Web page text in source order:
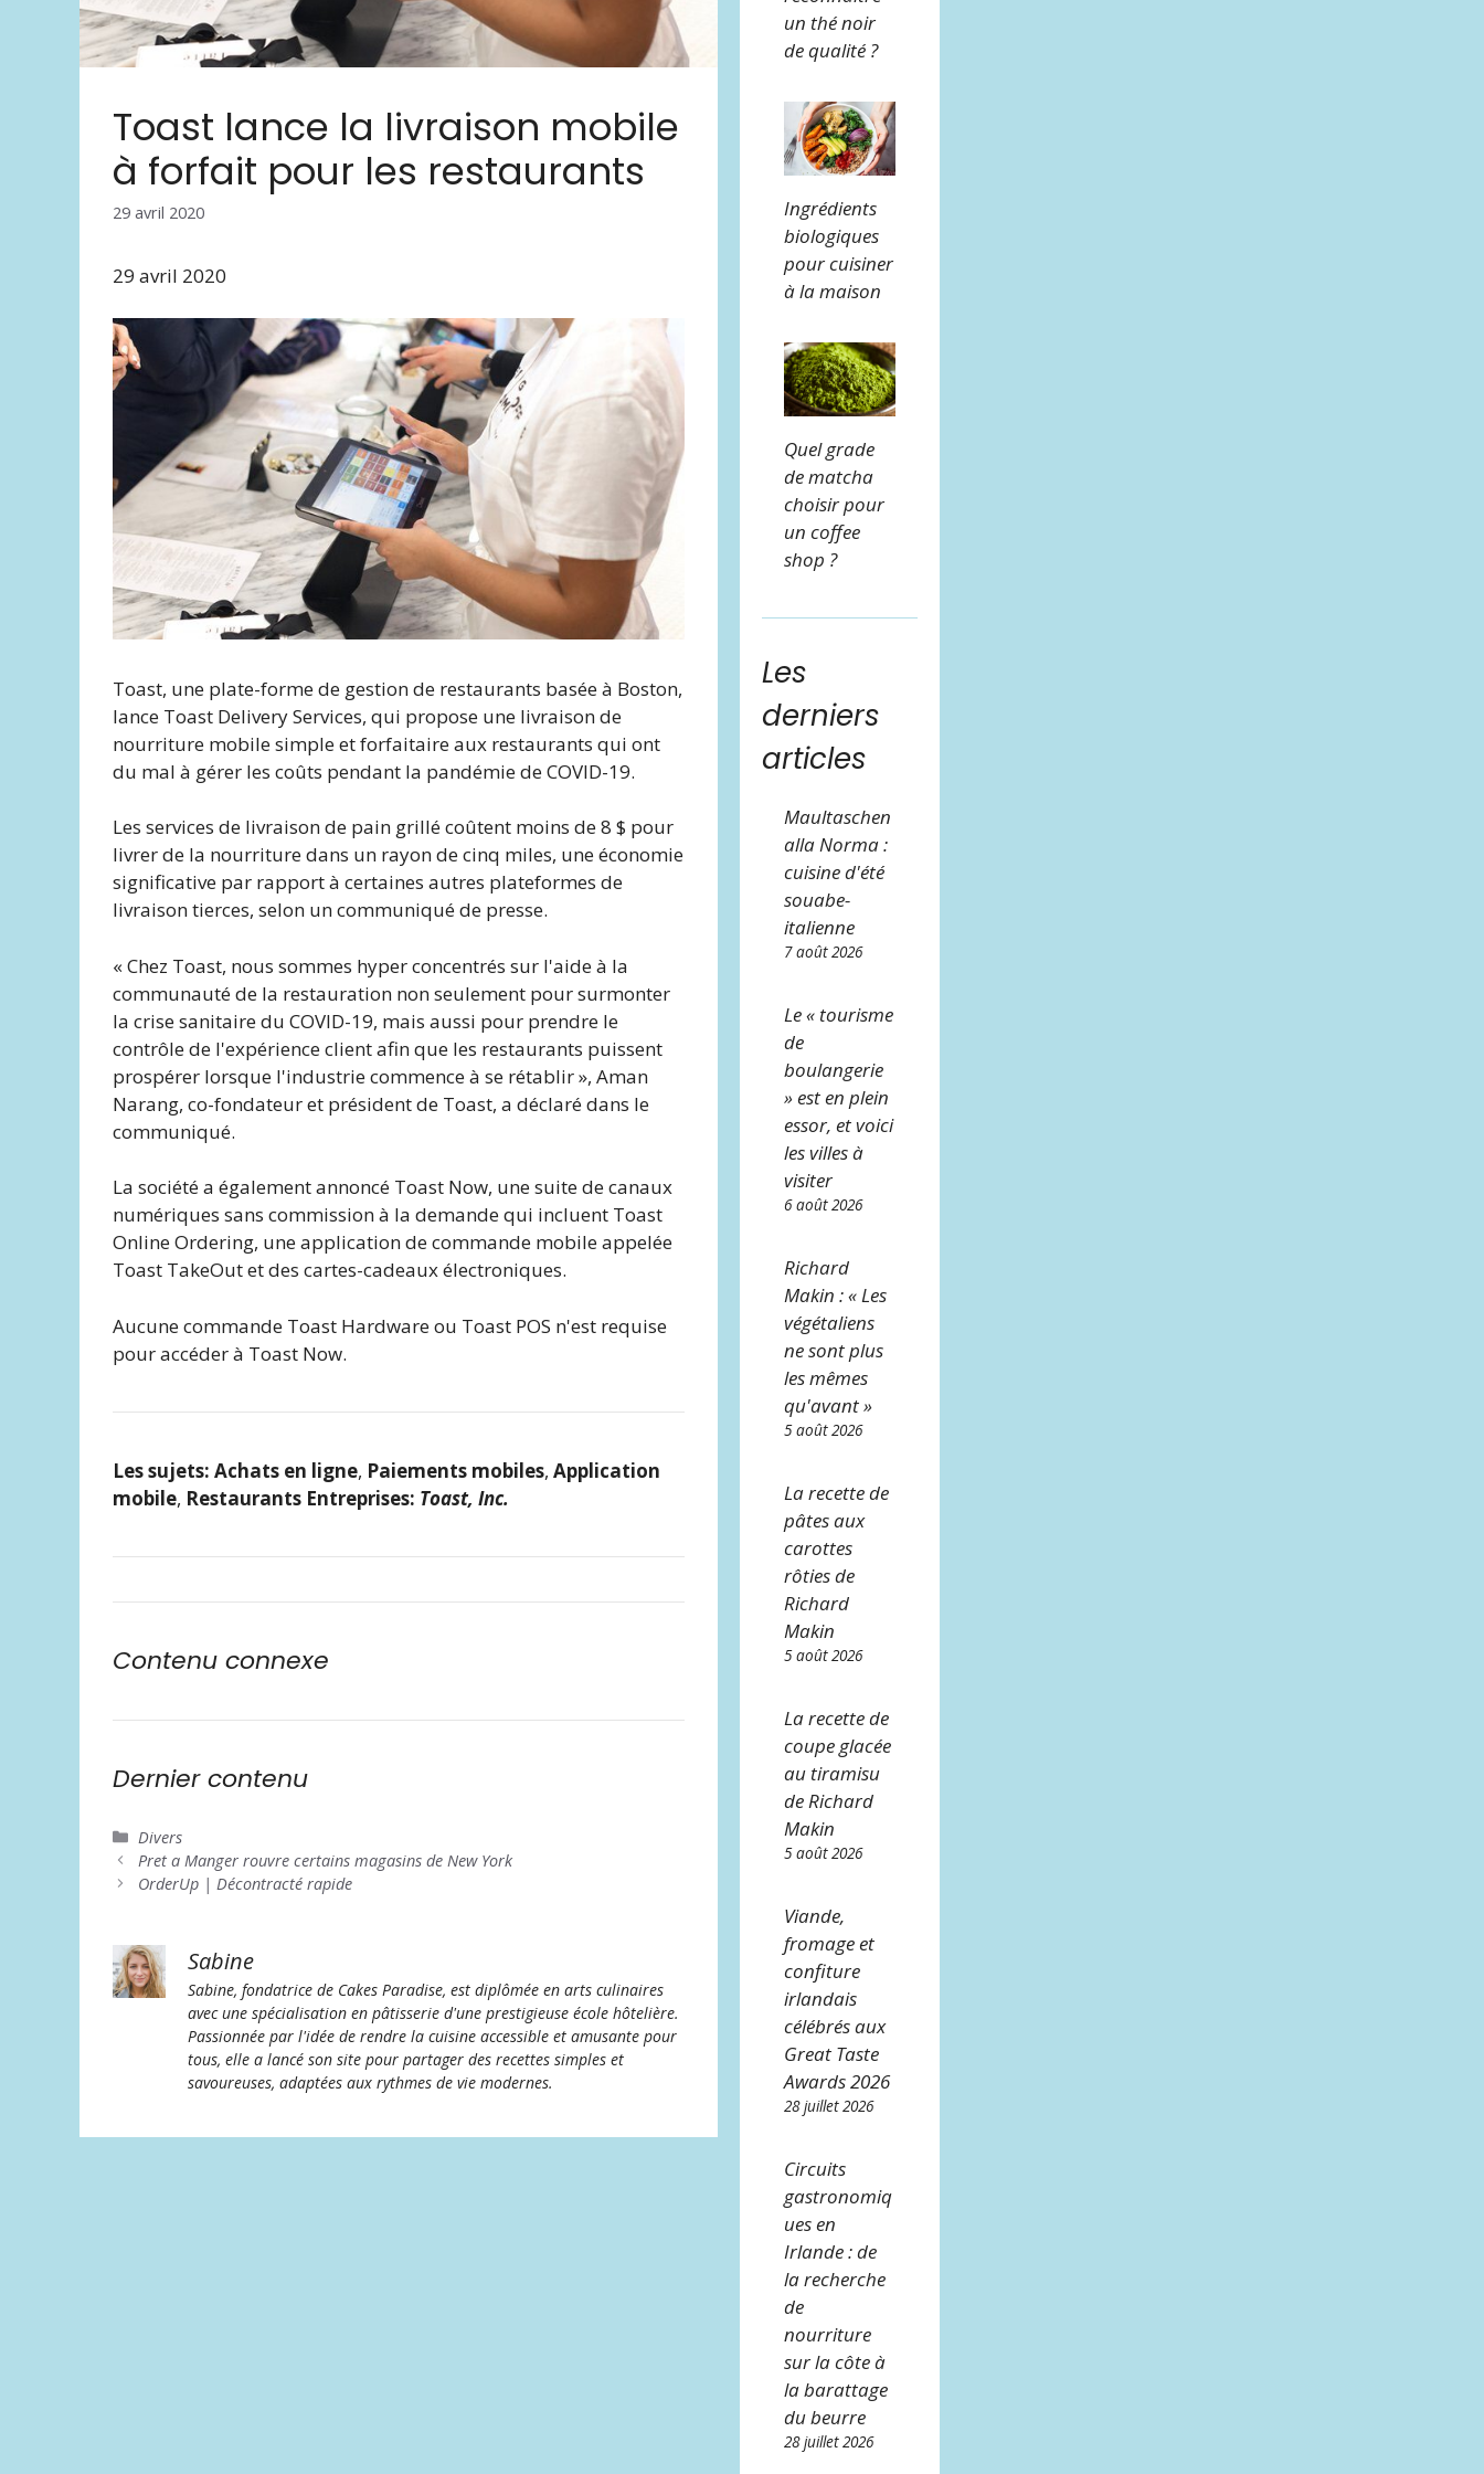
Toast lance la livraison mobile
à forfait pour les restaurants
29 avril 2020
29 avril 2020
Toast, une plate-forme de gestion de restaurants basée à Boston,
lance Toast Delivery Services, qui propose une livraison de
nourriture mobile simple et forfaitaire aux restaurants qui ont
du mal à gérer les coûts pendant la pandémie de COVID-19.
Les services de livraison de pain grillé coûtent moins de 8 $ pour
livrer de la nourriture dans un rayon de cinq miles, une économie
significative par rapport à certaines autres plateformes de
livraison tierces, selon un communiqué de presse.
« Chez Toast, nous sommes hyper concentrés sur l'aide à la
communauté de la restauration non seulement pour surmonter
la crise sanitaire du COVID-19, mais aussi pour prendre le
contrôle de l'expérience client afin que les restaurants puissent
prospérer lorsque l'industrie commence à se rétablir », Aman
Narang, co-fondateur et président de Toast, a déclaré dans le
communiqué.
La société a également annoncé Toast Now, une suite de canaux
numériques sans commission à la demande qui incluent Toast
Online Ordering, une application de commande mobile appelée
Toast TakeOut et des cartes-cadeaux électroniques.
Aucune commande Toast Hardware ou Toast POS n'est requise
pour accéder à Toast Now.
Les sujets: Achats en ligne, Paiements mobiles, Application
mobile, Restaurants Entreprises: Toast, Inc.
Contenu connexe
Dernier contenu
Catégories
Divers
Pret a Manger rouvre certains magasins de New York
OrderUp | Décontracté rapide
Sabine
Sabine, fondatrice de Cakes Paradise, est diplômée en arts culinaires
avec une spécialisation en pâtisserie d'une prestigieuse école hôtelière.
Passionnée par l'idée de rendre la cuisine accessible et amusante pour
tous, elle a lancé son site pour partager des recettes simples et
savoureuses, adaptées aux rythmes de vie modernes.
un thé noir
de qualité ?
Ingrédients
biologiques
pour cuisiner
à la maison
Quel grade
de matcha
choisir pour
un coffee
shop ?
Les
derniers
articles
Maultaschen
alla Norma :
cuisine d'été
souabe-
italienne
7 août 2026
Le « tourisme
de
boulangerie
» est en plein
essor, et voici
les villes à
visiter
6 août 2026
Richard
Makin : « Les
végétaliens
ne sont plus
les mêmes
qu'avant »
5 août 2026
La recette de
pâtes aux
carottes
rôties de
Richard
Makin
5 août 2026
La recette de
coupe glacée
au tiramisu
de Richard
Makin
5 août 2026
Viande,
fromage et
confiture
irlandais
célébrés aux
Great Taste
Awards 2026
28 juillet 2026
Circuits
gastronomiq
ues en
Irlande : de
la recherche
de
nourriture
sur la côte à
la barattage
du beurre
28 juillet 2026